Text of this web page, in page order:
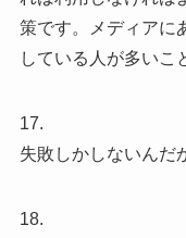
策です。メディアに
している人が多いこ
17.
失敗しかしないんだ
18.